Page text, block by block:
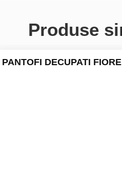
Produse
PANTOFI DECUPATI